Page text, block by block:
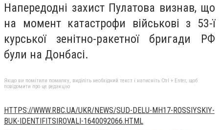
Напередодні захист Пулатова визнав, що
на момент катастрофи військові з 53-ї
курської зенітно-ракетної бригади РФ
були на Донбасі.
Якщо ви помітили помилку, виділіть необхідний текст і натисніть Ctrl + Enter, щоб
повідомити про це редакцію
HTTPS://WWW.RBC.UA/UKR/NEWS/SUD-DELU-MH17-ROSSIYSKIY-
BUK-IDENTIFITSIROVALI-1640092066.HTML